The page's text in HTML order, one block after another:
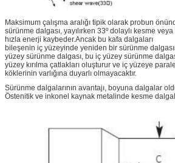
Maksimum çalışma aralığı tipik olarak probun
sürünme dalgası, yayılırken 33º dolaylı kesme
hızla enerji kaybeder.Ancak bu kafa dalgaları
bileşenin iç yüzeyinde yeniden bir sürünme
yüzey sürünme dalgası, bu iç yüzey sürünme
yüzey kırılma çatlakları oluşturur ve iç yüzeye
köklerinin varlığına duyarlı olmayacaktır.
Sürünme dalgalarının avantajı, boyuna dalgalar
Östenitik ve inkonel kaynak metalinde kesme